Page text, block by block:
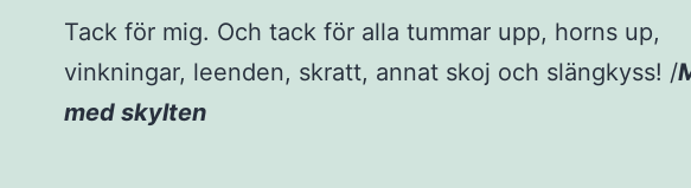
Tack för mig. Och tack för alla tummar upp, horns up,
vinkningar, leenden, skratt, annat skoj och slängkyss! /
med skylten